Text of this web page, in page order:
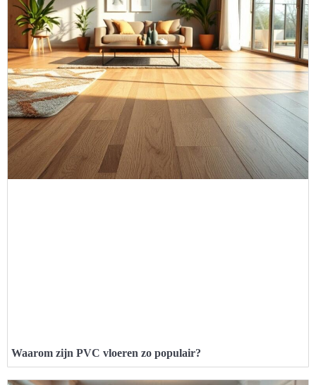
Waarom zijn PVC vloeren zo populair?